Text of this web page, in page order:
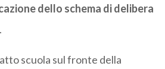
dello schema di delibera
scuola sul fronte della